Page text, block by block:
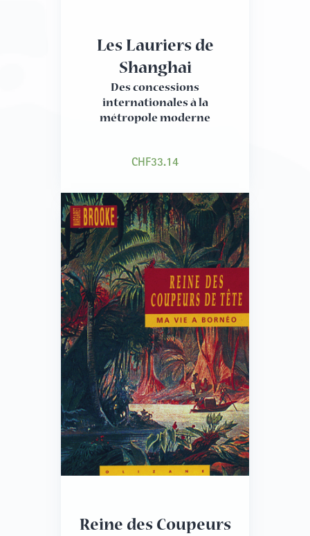
Les Lauriers de
Shanghai
Des concessions
internationales à la
métropole moderne
CHF33.14
Reine des Coupeurs